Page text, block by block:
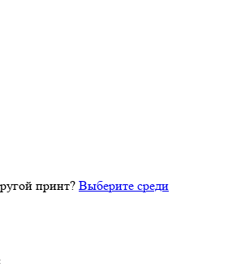
принт?Выберите среди коллекции